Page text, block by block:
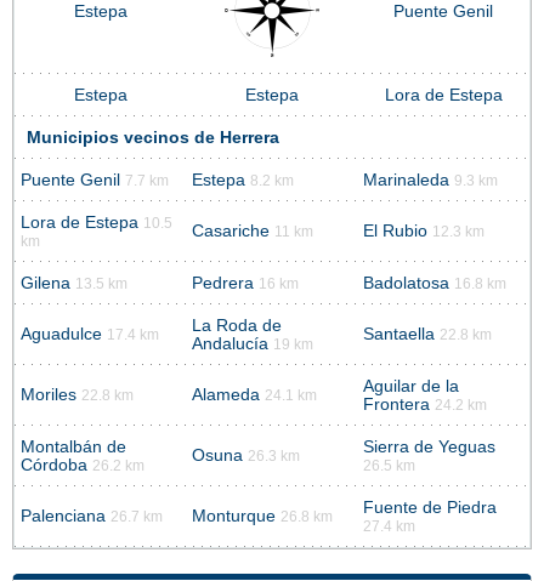
Estepa Puente Genil
Estepa Estepa Lora de Estepa
Municipios vecinos de Herrera
Puente Genil 7.7 km Estepa 8.2 km Marinaleda 9.3 km
Lora de Estepa 10.5
km
Casariche 11 km El Rubio 12.3 km
Gilena 13.5 km Pedrera 16 km Badolatosa 16.8 km
Aguadulce 17.4 km
La Roda de
Andalucía 19 km
Santaella 22.8 km
Moriles 22.8 km Alameda 24.1 km
Aguilar de la
Frontera 24.2 km
Montalbán de
Córdoba 26.2 km
Osuna 26.3 km Sierra de Yeguas
26.5 km
Palenciana 26.7 km Monturque 26.8 km Fuente de Piedra
27.4 km